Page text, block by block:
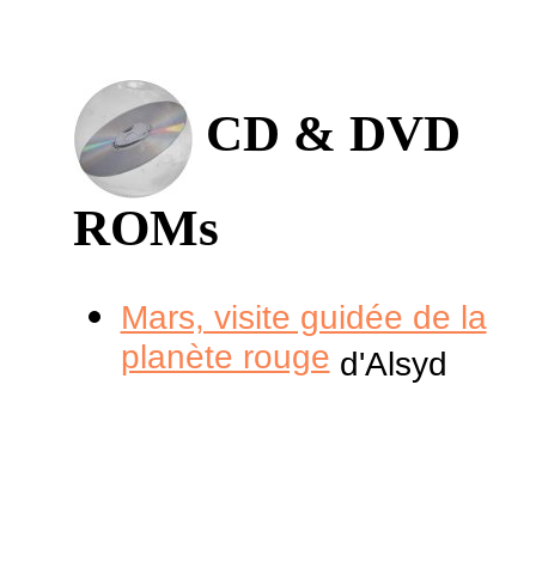
CD & DVD
ROMs
Mars, visite guidée de la
planète rouged'Alsyd